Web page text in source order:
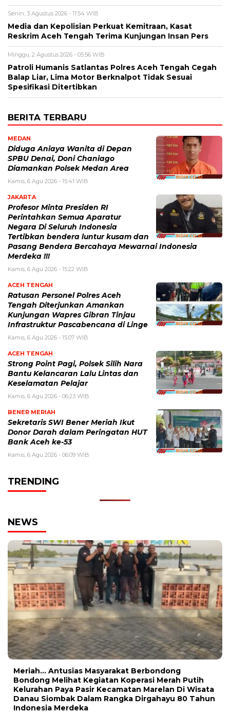
Senin, 3 Agustus 2026 - 11:54 WIB
Media dan Kepolisian Perkuat Kemitraan, Kasat
Reskrim Aceh Tengah Terima Kunjungan Insan Pers
Minggu, 2 Agustus 2026 - 05:56 WIB
Patroli Humanis Satlantas Polres Aceh Tengah Cegah
Balap Liar, Lima Motor Berknalpot Tidak Sesuai
Spesifikasi Ditertibkan
BERITA TERBARU
MEDAN
Diduga Aniaya Wanita di Depan
SPBU Denai, Doni Chaniago
Diamankan Polsek Medan Area
Kamis, 6 Agu 2026 - 15:41 WIB
JAKARTA
Profesor Minta Presiden RI
Perintahkan Semua Aparatur
Negara Di Seluruh Indonesia
Tertibkan bendera luntur kusam dan
Pasang Bendera Bercahaya Mewarnai Indonesia
Merdeka !!!
Kamis, 6 Agu 2026 - 15:22 WIB
ACEH TENGAH
Ratusan Personel Polres Aceh
Tengah Diterjunkan Amankan
Kunjungan Wapres Gibran Tinjau
Infrastruktur Pascabencana di Linge
Kamis, 6 Agu 2026 - 15:07 WIB
ACEH TENGAH
Strong Point Pagi, Polsek Silih Nara
Bantu Kelancaran Lalu Lintas dan
Keselamatan Pelajar
Kamis, 6 Agu 2026 - 06:23 WIB
BENER MERIAH
Sekretaris SWI Bener Meriah Ikut
Donor Darah dalam Peringatan HUT
Bank Aceh ke-53
Kamis, 6 Agu 2026 - 06:09 WIB
TRENDING
NEWS
Meriah… Antusias Masyarakat Berbondong
Bondong Melihat Kegiatan Koperasi Merah Putih
Kelurahan Paya Pasir Kecamatan Marelan Di Wisata
Danau Siombak Dalam Rangka Dirgahayu 80 Tahun
Indonesia Merdeka